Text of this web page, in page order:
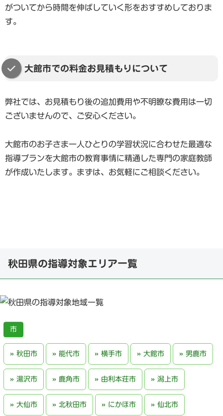
がついてから時間を伸ばしていく形をおすすめしておりま
す。
大館市での料金お見積もりについて
弊社では、お見積もり後の追加費用や不明瞭な費用は一切
ございませんので、ご安心ください。
大館市のお子さま一人ひとりの学習状況に合わせた最適な
指導プランを大館市の教育事情に精通した専門の家庭教師
が作成いたします。まずは、お気軽にご相談ください。
秋田県の指導対象エリア一覧
秋田市 能代市 横手市 大館市 男鹿市
湯沢市 鹿角市 由利本荘市 潟上市
大仙市 北秋田市 にかほ市 仙北市